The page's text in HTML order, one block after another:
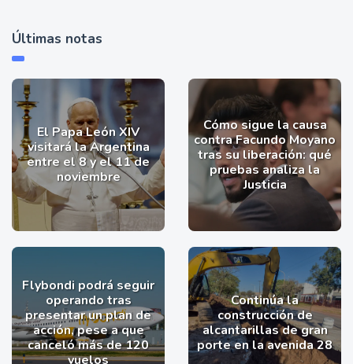
Últimas notas
El Papa León XIV
visitará la Argentina
entre el 8 y el 11 de
noviembre
Cómo sigue la causa
contra Facundo Moyano
tras su liberación: qué
pruebas analiza la
Justicia
Flybondi podrá seguir
operando tras
presentar un plan de
acción, pese a que
canceló más de 120
vuelos
Continúa la
construcción de
alcantarillas de gran
porte en la avenida 28